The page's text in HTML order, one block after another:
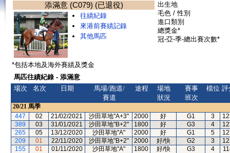
添滿意 (C079) (已退役)
往績紀錄
來港前賽績記錄
其他馬匹
出生地
毛色 / 性別
進口類別
總獎金*
冠-亞-季-總出賽次數*
*包括本地及海外賽績及獎金
馬匹往績紀錄 - 添滿意
場次
名次 日期
馬場/跑道/
賽道
途程
場地
狀況
賽事
班次
檔位 評
20/21 馬季
447
02 21/02/2021 沙田草地"A+3" 2000 好 G1 3
389
03 31/01/2021 沙田草地"B+2" 1800 好 G3 4
265
05 13/12/2020 沙田草地"A" 2000 好 G1 5
209
01 22/11/2020 沙田草地"B+2" 2000 好/快 G2 3
155
01 01/11/2020 沙田草地"A" 1800 好/快 G3 4